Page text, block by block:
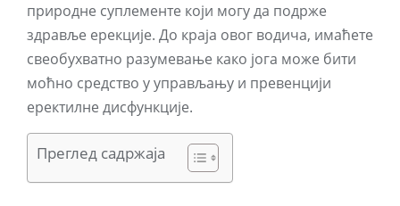
природне суплементе који могу да подрже
здравље ерекције. До краја овог водича, имаћете
свеобухватно разумевање како јога може бити
моћно средство у управљању и превенцији
еректилне дисфункције.
Преглед садржаја